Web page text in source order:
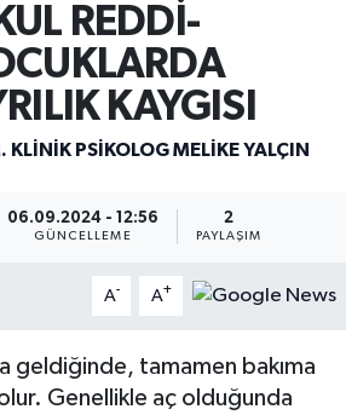
REDDİ-
KAYGISI
KLINIK PSIKOLOG MELIKE YALÇIN
06.09.2024 - 12:56
GÜNCELLEME
2
PAYLAŞIM
A- A+
geldiğinde, tamamen bakıma
Genellikle aç olduğunda